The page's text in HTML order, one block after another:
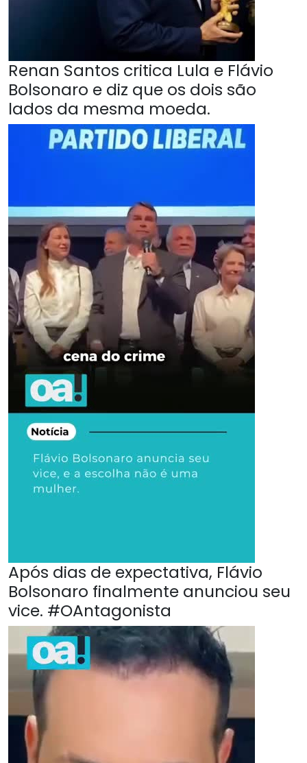
Renan Santos critica Lula e Flávio
Bolsonaro e diz que os dois são
lados da mesma moeda.
Após dias de expectativa, Flávio
Bolsonaro finalmente anunciou seu
vice. #OAntagonista